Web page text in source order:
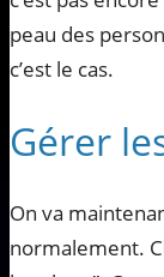
peau des
c’est le cas.
Gérer
On va
normalement.